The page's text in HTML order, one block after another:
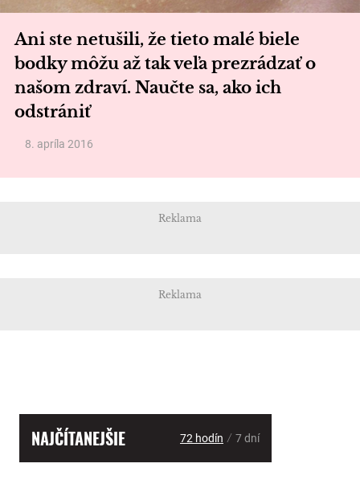
Ani ste netušili, že tieto malé biele
bodky môžu až tak veľa prezrádzať o
našom zdraví. Naučte sa, ako ich
odstrániť
8. apríla 2016
Reklama
Reklama
NAJČÍTANEJŠIE 72 hodín / 7 dní